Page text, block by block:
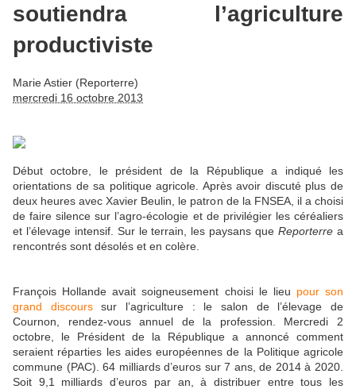
soutiendra l’agriculture
productiviste
Marie Astier (Reporterre)
mercredi 16 octobre 2013
Début octobre, le président de la République a indiqué les
orientations de sa politique agricole. Après avoir discuté plus de
deux heures avec Xavier Beulin, le patron de la FNSEA, il a choisi
de faire silence sur l’agro-écologie et de privilégier les céréaliers
et l’élevage intensif. Sur le terrain, les paysans queReporterre a
rencontrés sont désolés et en colère.
François Hollande avait soigneusement choisi le lieu pour son
grand discourssur l’agriculture : le salon de l’élevage de
Cournon, rendez-vous annuel de la profession. Mercredi 2
octobre, le Président de la République a annoncé comment
seraient réparties les aides européennes de la Politique agricole
commune (PAC). 64 milliards d’euros sur 7 ans, de 2014 à 2020.
Soit 9,1 milliards d’euros par an, à distribuer entre tous les